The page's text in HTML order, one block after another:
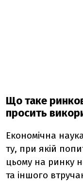
Що таке
просить
Економічна
ту, при якій
цьому на ринку
та іншого